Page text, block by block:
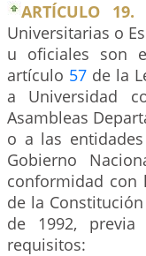
ARTÍCULO 19.
Universitarias o
u oficiales son
artículo 57de la
a Universidad
Asambleas
o a las
Gobierno
conformidad con
de la
de 1992,
requisitos: